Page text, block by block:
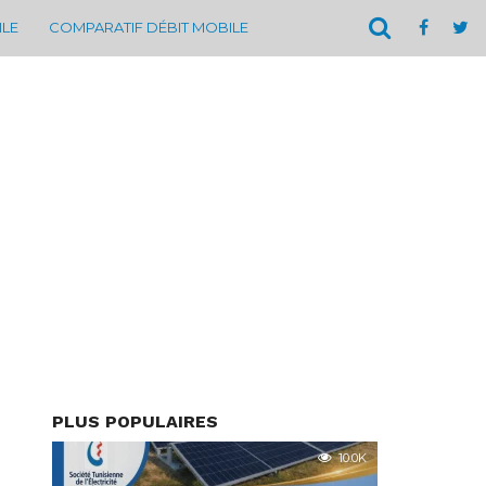
COMPARATIF DÉBIT MOBILE
PLUS POPULAIRES
10.0K